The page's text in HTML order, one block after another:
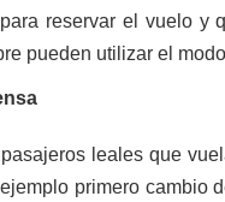
reservar el vuelo y
pueden utilizar el
leales que
primero cambio